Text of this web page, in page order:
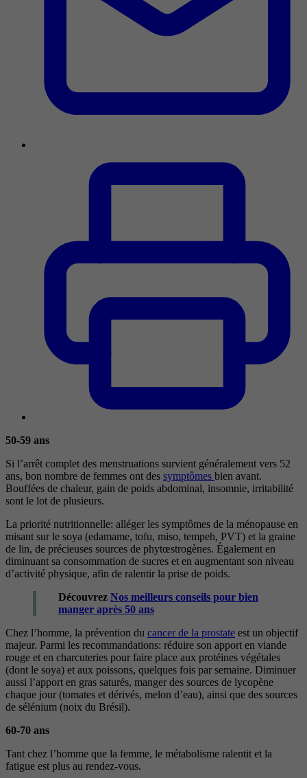
50-59 ans
Si l’arrêt complet des menstruations survient généralement vers 52
ans, bon nombre de femmes ont des symptômes bien avant.
Bouffées de chaleur, gain de poids abdominal, insomnie, irritabilité
sont le lot de plusieurs.
La priorité nutritionnelle: alléger les symptômes de la ménopause en
misant sur le soya (edamame, tofu, miso, tempeh, PVT) et la graine
de lin, de précieuses sources de phytœstrogènes. Également en
diminuant sa consommation de sucres et en augmentant son niveau
d’activité physique, afin de ralentir la prise de poids.
Découvrez Nos meilleurs conseils pour bien
manger après 50 ans
Chez l’homme, la prévention du cancer de la prostate est un objectif
majeur. Parmi les recommandations: réduire son apport en viande
rouge et en charcuteries pour faire place aux protéines végétales
(dont le soya) et aux poissons, quelques fois par semaine. Diminuer
aussi l’apport en gras saturés, manger des sources de lycopène
chaque jour (tomates et dérivés, melon d’eau), ainsi que des sources
de sélénium (noix du Brésil).
60-70 ans
Tant chez l’homme que la femme, le métabolisme ralentit et la
fatigue est plus au rendez-vous.